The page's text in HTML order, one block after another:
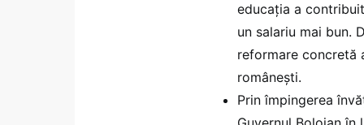
educația a
un salariu mai bun.
reformare concretă
românești.
Prin împingerea